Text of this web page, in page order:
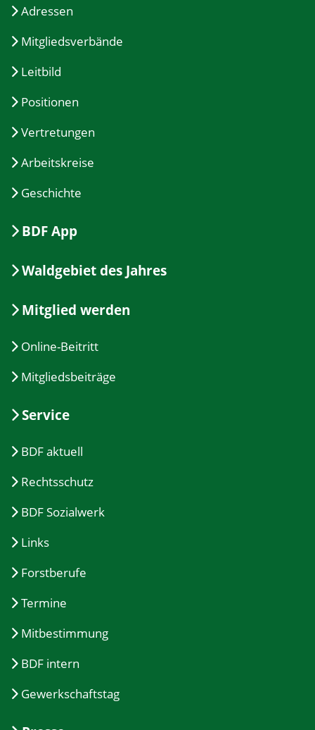
Adressen
Mitgliedsverbände
Leitbild
Positionen
Vertretungen
Arbeitskreise
Geschichte
BDF App
Waldgebiet des Jahres
Mitglied werden
Online-Beitritt
Mitgliedsbeiträge
Service
BDF aktuell
Rechtsschutz
BDF Sozialwerk
Links
Forstberufe
Termine
Mitbestimmung
BDF intern
Gewerkschaftstag